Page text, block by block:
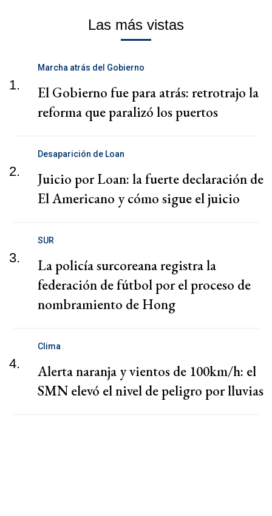
Las más vistas
1.
Marcha atrás del Gobierno
El Gobierno fue para atrás: retrotrajo la
reforma que paralizó los puertos
2.
Desaparición de Loan
Juicio por Loan: la fuerte declaración de
El Americano y cómo sigue el juicio
3.
SUR
La policía surcoreana registra la
federación de fútbol por el proceso de
nombramiento de Hong
4.
Clima
Alerta naranja y vientos de 100km/h: el
SMN elevó el nivel de peligro por lluvias